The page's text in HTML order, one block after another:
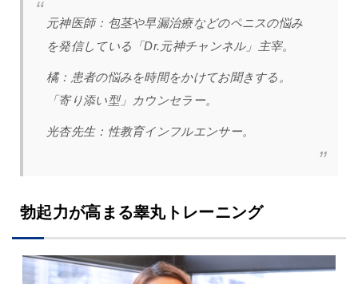
元神医師： 包茎や早漏治療などのペニスの悩み
を発信している「Dr.元神チャンネル」主宰。
橘： 患者の悩みを時間をかけてお聞きする。
「寄り添い型」カウンセラー。
光杏先生：性教育インフルエンサー。
勃起力が高まる睾丸トレーニング